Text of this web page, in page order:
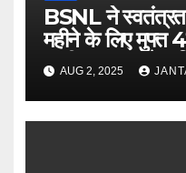
BSNL ने
महीने के लिए मुफ्त
‘फ्रीडम प्लान’ पेश
AUG 2, 2025